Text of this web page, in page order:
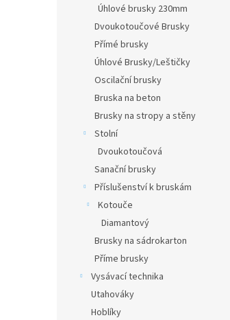
Úhlové brusky 230mm
Dvoukotoučové Brusky
Přímé brusky
Úhlové Brusky/Leštičky
Oscilační brusky
Bruska na beton
Brusky na stropy a stěny
Stolní
Dvoukotoučová
Sanační brusky
Příslušenství k bruskám
Kotouče
Diamantový
Brusky na sádrokarton
Příme brusky
Vysávací technika
Utahováky
Hoblíky